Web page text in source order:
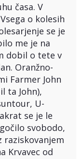
časa. V
o kolesih
se je
me je na
dobil o tete v
Oranžno-
Farmer John
ta John),
U-
se je le
svobodo,
raziskovanjem
Krvavec od